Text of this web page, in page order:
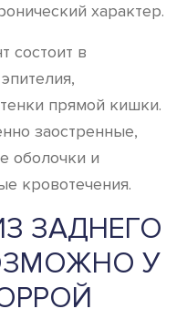
характер.
состоит в
прямой кишки.
заостренные,
оболочки и
кровотечения.
ЗАДНЕГО
У